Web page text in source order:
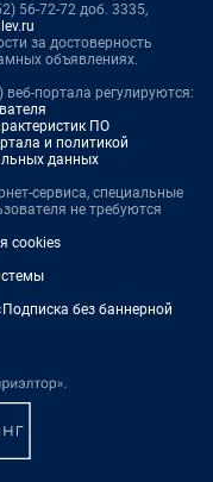
56-72-72 доб. 3335,
за достоверность
объявлениях.
портала регулируются:
ПО
и политикой
данных
сервиса, специальные
не требуются
cookies
без баннерной